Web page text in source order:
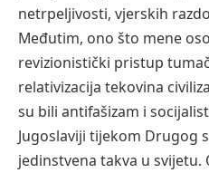
netrpeljivosti, vjerskih
Međutim, ono što mene
revizionistički pristup
relativizacija tekovina
su bili antifašizam i
Jugoslaviji tijekom Drugog
jedinstvena takva u svijetu.